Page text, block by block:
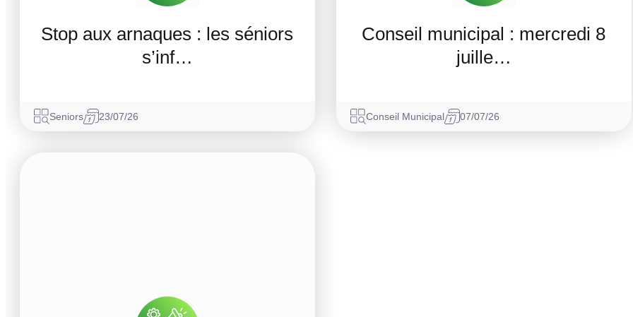
Stop aux arnaques : les séniors
s’inf…
Seniors 23/07/26
Conseil municipal : mercredi 8
juille…
Conseil Municipal 07/07/26